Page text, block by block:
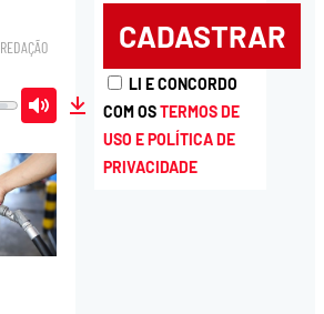
REDAÇÃO
Mute Download
LI E CONCORDO
COM OSTERMOS DE
USO E POLÍTICA DE
PRIVACIDADE